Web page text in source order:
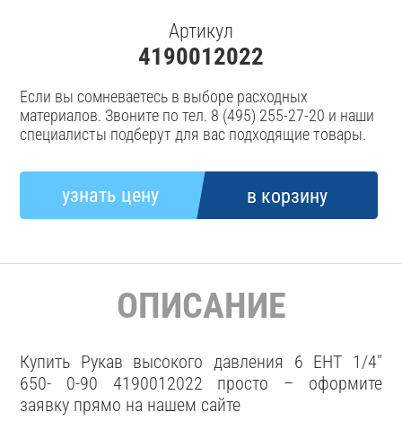
Артикул
4190012022
Если вы сомневаетесь в выборе расходных
материалов. Звоните по тел. 8 (495) 255-27-20 и наши
специалисты подберут для вас подходящие товары.
ОПИСАНИЕ
Купить Рукав высокого давления 6 EHT 1/4"
650- 0-90 4190012022 просто – оформите
заявку прямо на нашем сайте